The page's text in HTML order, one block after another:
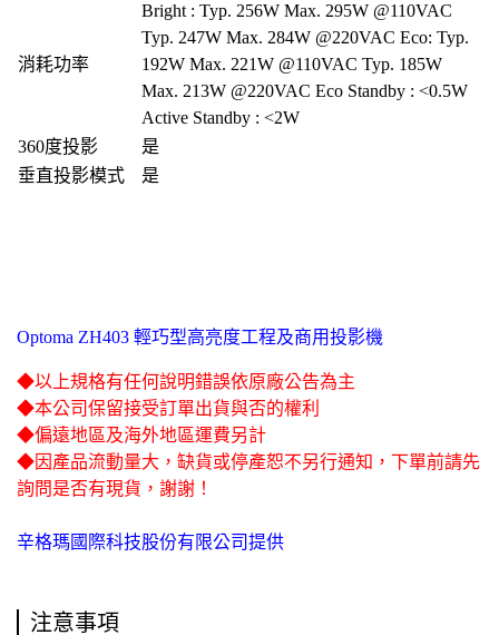
消耗功率
Bright : Typ. 256W Max. 295W @110VAC
Typ. 247W Max. 284W @220VAC Eco: Typ.
192W Max. 221W @110VAC Typ. 185W
Max. 213W @220VAC Eco Standby : <0.5W
Active Standby : <2W
360度投影
是
垂直投影模式
是
Optoma ZH403 輕巧型高亮度工程及商用投影機
◆以上規格有任何說明錯誤依原廠公告為主
◆本公司保留接受訂單出貨與否的權利
◆偏遠地區及海外地區運費另計
◆因產品流動量大，缺貨或停產恕不另行通知，下單前請先
詢問是否有現貨，謝謝！
辛格瑪國際科技股份有限公司提供
注意事項